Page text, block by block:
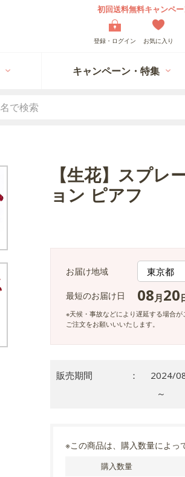
登録・ログイン お気に入り
初回送料無料キャンペー
キャンペーン・特集
【生花】スプレ
ョン ピアフ
お届け地域
最短のお届け日 08月20
※天候・事故などにより遅延する場合
ご注文をお願いいいたします。
※この商品は、購入数量によっ
購入数量
販売期間 ： 2024/
～